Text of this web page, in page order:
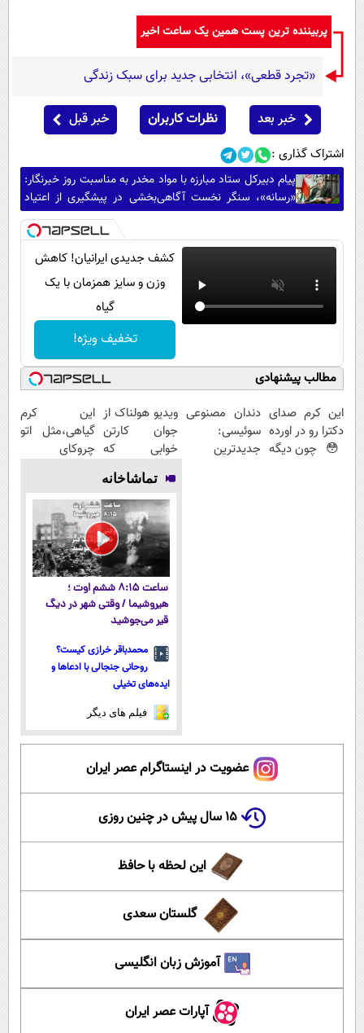
پربیننده ترین پست همین یک ساعت اخیر
«تجرد قطعی»، انتخابی جدید برای سبک زندگی
خبر بعد نظرات کاربران خبر قبل
اشتراک گذاری :
پیام دبیرکل ستاد مبارزه با مواد مخدر به مناسبت روز خبرنگار:
«رسانه»، سنگر نخست آگاهی‌بخشی در پیشگیری از اعتیاد
است
کشف جدیدی ایرانیان! کاهش
وزن و سایز همزمان با یک
گیاه
تخفیف ویژه!
مطالب پیشنهادی
این کرم صدای
دکترا رو در اورده
😳 چون دیگه
دندان مصنوعی
سوئیسی:
جدیدترین
ویدیو هولناک از
جوان کارتن
خوابی که
میلیاردر شد.
آموزش رایگان
این کرم
گیاهی،مثل اتو
چروکای
تماشاخانه
ساعت ۸:۱۵ ششم اوت ؛
هیروشیما / وقتی شهر در دیگ
قیر می‌جوشید
محمدباقر خرازی کیست؟
روحانی جنجالی با ادعاها و
ایده‌های تخیلی
فیلم های دیگر
عضویت در اینستاگرام عصر ایران
۱۵ سال پیش در چنین روزی
این لحظه با حافظ
گلستان سعدی
آموزش زبان انگلیسی
آپارات عصر ایران